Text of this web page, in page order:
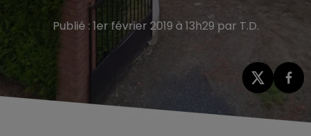
Publié : 1er février 2019 à 13h29 par T.D.